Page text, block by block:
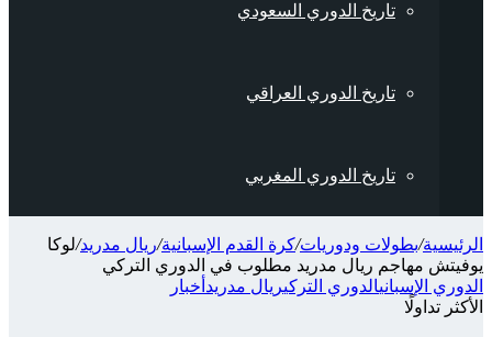
تاريخ الدوري السعودي
تاريخ الدوري العراقي
تاريخ الدوري المغربي
الرئيسية/بطولات ودوريات/كرة القدم الإسبانية/ريال مدريد/لوكا
يوفيتش مهاجم ريال مدريد مطلوب في الدوري التركي
الدوري الإسبانيالدوري التركيريال مدريد أخبار
الأكثر تداولًا